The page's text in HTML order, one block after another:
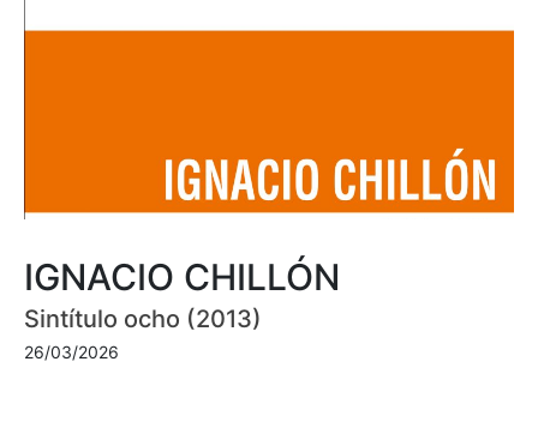
IGNACIO CHILLÓN
Sintítulo ocho (2013)
26/03/2026